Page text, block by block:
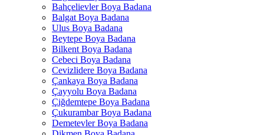
Bahçelievler Boya Badana
Balgat Boya Badana
Ulus Boya Badana
Beytepe Boya Badana
Bilkent Boya Badana
Cebeci Boya Badana
Cevizlidere Boya Badana
Çankaya Boya Badana
Çayyolu Boya Badana
Çiğdemtepe Boya Badana
Çukurambar Boya Badana
Demetevler Boya Badana